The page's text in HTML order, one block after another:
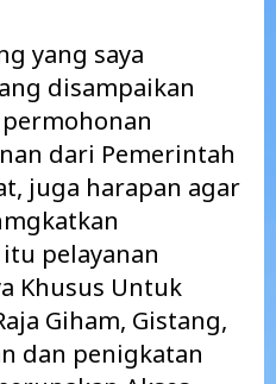
yang saya
disampaikan
dari Pemerintah
juga harapan agar
pelayanan
Khusus Untuk
Giham, Gistang,
dan penigkatan